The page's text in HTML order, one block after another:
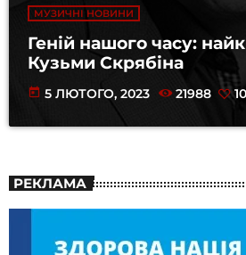
МУЗИЧНІ НОВИНИ
Геній нашого часу:
Кузьми Скрябіна
today 5 ЛЮТОГО, 2023 21988
РЕКЛАМА